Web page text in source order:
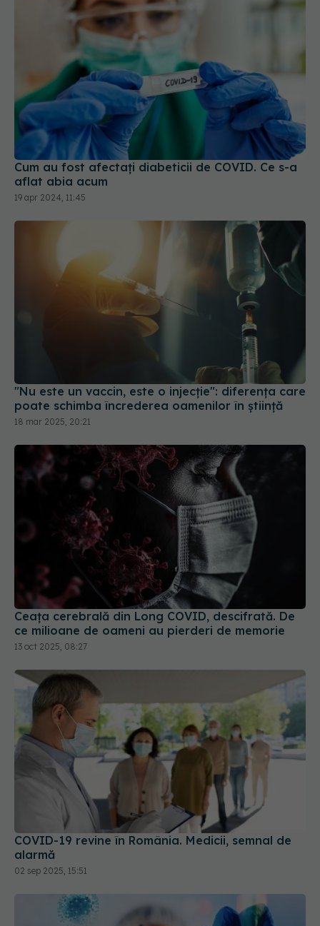
Cum au fost afectați diabeticii de COVID. Ce s-a
aflat abia acum
19 apr 2024, 11:45
"Nu este un vaccin, este o injecție": diferența care
poate schimba încrederea oamenilor în știință
18 mar 2025, 20:21
Ceața cerebrală din Long COVID, descifrată. De
ce milioane de oameni au pierderi de memorie
13 oct 2025, 08:27
COVID-19 revine în România. Medicii, semnal de
02 sep 2025, 15:51